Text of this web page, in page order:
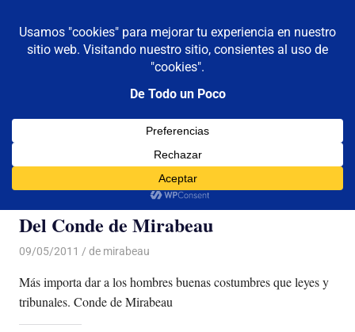
contenido
De todo un poco
Reflexiones,
Viajes
MENÚ
Categoría:de mirabeau
Del Conde de Mirabeau
09/05/2011 Luis Castellanos
de mirabeau
Más importa dar a los hombres buenas costumbres que leyes y
tribunales. Conde de Mirabeau